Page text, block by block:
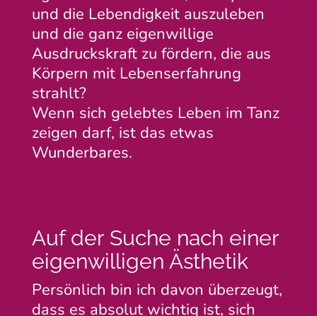
und die Lebendigkeit auszuleben
und die ganz eigenwillige
Ausdruckskraft zu fördern, die aus
Körpern mit Lebenserfahrung
strahlt?
Wenn sich gelebtes Leben im Tanz
zeigen darf, ist das etwas
Wunderbares.
Auf der Suche nach einer
eigenwilligen Ästhetik
Persönlich bin ich davon überzeugt,
dass es absolut wichtig ist, sich